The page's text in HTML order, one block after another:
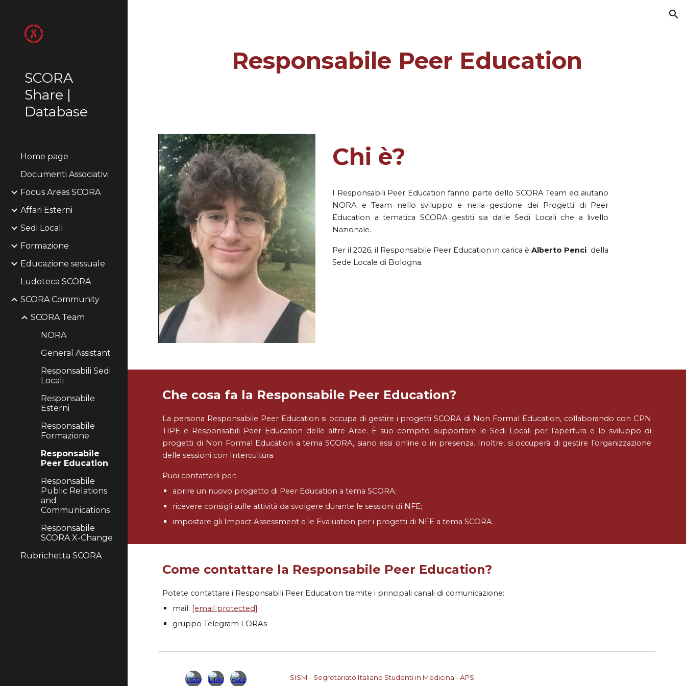
SCORA
Share |
Database
Home page
Documenti Associativi
Focus Areas SCORA
Affari Esterni
Sedi Locali
Formazione
Educazione sessuale
Ludoteca SCORA
SCORA Community
SCORA Team
NORA
General Assistant
Responsabili Sedi
Locali
Responsabile
Esterni
Responsabile
Formazione
Responsabile
Peer Education
Responsabile
Public Relations
and
Communications
Responsabile
SCORA X-Change
Rubrichetta SCORA
Responsabile Peer Education
Chi è?
I Responsabili Peer Education fanno parte dello SCORA Team ed aiutano
NORA e Team nello sviluppo e nella gestione dei Progetti di Peer
Education a tematica SCORA gestiti sia dalle Sedi Locali che a livello
Nazionale.
Per il 2026,il Responsabile Peer Education in carica èAlberto Penci della
Sede Locale di Bologna.
Che cosa fa la Responsabile Peer Education?
La persona Responsabile Peer Education si occupa di gestire i progetti SCORA di Non Formal Education, collaborando con CPN
TIPE e Responsabili Peer Education delle altre Aree. È suo compito supportare le Sedi Locali per l’apertura e lo sviluppo di
progetti di Non Formal Education a tema SCORA, siano essi online o in presenza. Inoltre, si occuperà di gestire l’organizzazione
delle sessioni con Intercultura.
Puoi contattarli per:
aprire un nuovo progetto di Peer Education a tema SCORA;
ricevere consigli sulle attività da svolgere durante le sessioni di NFE;
impostare gli Impact Assessment e le Evaluation per i progetti di NFE a tema SCORA.
Come contattare la Responsabile Peer Education?
Potete contattarei Responsabili Peer Education tramite i principali canali di comunicazione:
mail: [email protected]
gruppo Telegram LORAs
SISM - Segretariato Italiano Studenti in Medicina - APS